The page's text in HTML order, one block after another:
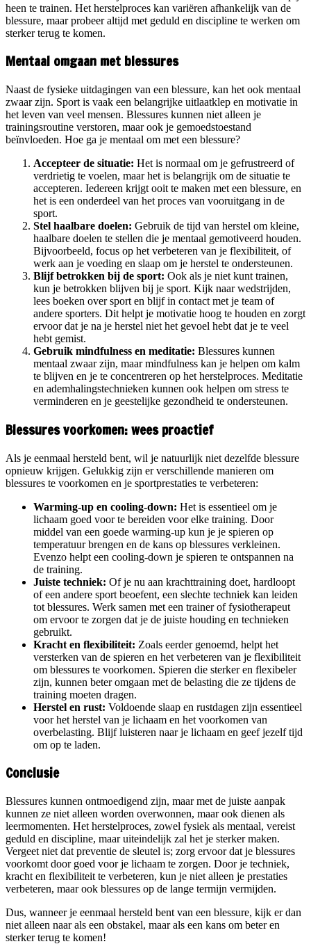
heen te trainen. Het herstelproces kan variëren afhankelijk van de
blessure, maar probeer altijd met geduld en discipline te werken om
sterker terug te komen.
Mentaal omgaan met blessures
Naast de fysieke uitdagingen van een blessure, kan het ook mentaal
zwaar zijn. Sport is vaak een belangrijke uitlaatklep en motivatie in
het leven van veel mensen. Blessures kunnen niet alleen je
trainingsroutine verstoren, maar ook je gemoedstoestand
beïnvloeden. Hoe ga je mentaal om met een blessure?
Accepteer de situatie: Het is normaal om je gefrustreerd of
verdrietig te voelen, maar het is belangrijk om de situatie te
accepteren. Iedereen krijgt ooit te maken met een blessure, en
het is een onderdeel van het proces van vooruitgang in de
sport.
Stel haalbare doelen: Gebruik de tijd van herstel om kleine,
haalbare doelen te stellen die je mentaal gemotiveerd houden.
Bijvoorbeeld, focus op het verbeteren van je flexibiliteit, of
werk aan je voeding en slaap om je herstel te ondersteunen.
Blijf betrokken bij de sport: Ook als je niet kunt trainen,
kun je betrokken blijven bij je sport. Kijk naar wedstrijden,
lees boeken over sport en blijf in contact met je team of
andere sporters. Dit helpt je motivatie hoog te houden en zorgt
ervoor dat je na je herstel niet het gevoel hebt dat je te veel
hebt gemist.
Gebruik mindfulness en meditatie: Blessures kunnen
mentaal zwaar zijn, maar mindfulness kan je helpen om kalm
te blijven en je te concentreren op het herstelproces. Meditatie
en ademhalingstechnieken kunnen ook helpen om stress te
verminderen en je geestelijke gezondheid te ondersteunen.
Blessures voorkomen: wees proactief
Als je eenmaal hersteld bent, wil je natuurlijk niet dezelfde blessure
opnieuw krijgen. Gelukkig zijn er verschillende manieren om
blessures te voorkomen en je sportprestaties te verbeteren:
Warming-up en cooling-down: Het is essentieel om je
lichaam goed voor te bereiden voor elke training. Door
middel van een goede warming-up kun je je spieren op
temperatuur brengen en de kans op blessures verkleinen.
Evenzo helpt een cooling-down je spieren te ontspannen na
de training.
Juiste techniek: Of je nu aan krachttraining doet, hardloopt
of een andere sport beoefent, een slechte techniek kan leiden
tot blessures. Werk samen met een trainer of fysiotherapeut
om ervoor te zorgen dat je de juiste houding en technieken
gebruikt.
Kracht en flexibiliteit: Zoals eerder genoemd, helpt het
versterken van de spieren en het verbeteren van je flexibiliteit
om blessures te voorkomen. Spieren die sterker en flexibeler
zijn, kunnen beter omgaan met de belasting die ze tijdens de
training moeten dragen.
Herstel en rust: Voldoende slaap en rustdagen zijn essentieel
voor het herstel van je lichaam en het voorkomen van
overbelasting. Blijf luisteren naar je lichaam en geef jezelf tijd
om op te laden.
Conclusie
Blessures kunnen ontmoedigend zijn, maar met de juiste aanpak
kunnen ze niet alleen worden overwonnen, maar ook dienen als
leermomenten. Het herstelproces, zowel fysiek als mentaal, vereist
geduld en discipline, maar uiteindelijk zal het je sterker maken.
Vergeet niet dat preventie de sleutel is; zorg ervoor dat je blessures
voorkomt door goed voor je lichaam te zorgen. Door je techniek,
kracht en flexibiliteit te verbeteren, kun je niet alleen je prestaties
verbeteren, maar ook blessures op de lange termijn vermijden.
Dus, wanneer je eenmaal hersteld bent van een blessure, kijk er dan
niet alleen naar als een obstakel, maar als een kans om beter en
sterker terug te komen!